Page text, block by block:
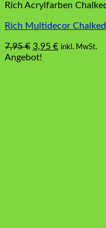
Rich Acrylfarben
Rich Multidecor
7,95€ Ursprünglicher
Preis
3,95 €Aktueller
inkl. MwSt.
Angebot!